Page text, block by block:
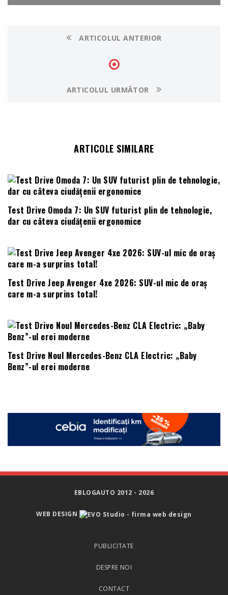
ARTICOLUL ANTERIOR
ARTICOLUL URMĂTOR
ARTICOLE SIMILARE
Test Drive Omoda 7: Un SUV futurist plin de tehnologie,
dar cu câteva ciudățenii ergonomice
Test Drive Jeep Avenger 4xe 2026: SUV-ul mic de oraș
care m-a surprins total!
Test Drive Noul Mercedes-Benz CLA Electric: „Baby
Benz”-ul erei moderne
EBLOGAUTO 2012 - 2026
WEB DESIGN
PUBLICITATE
DESPRE NOI
CONTACT